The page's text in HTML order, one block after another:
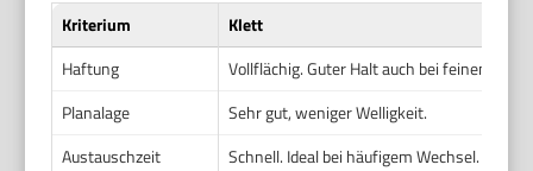
Kriterium
Klett
Haftung
Vollflächig. Guter Halt auch bei feinem Korn.
Planalage
Sehr gut, weniger Welligkeit.
Austauschzeit
Schnell. Ideal bei häufigem Wechsel.